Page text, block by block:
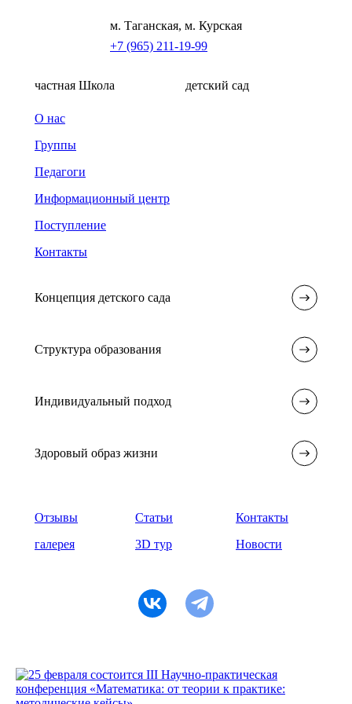
м. Таганская, м. Курская
+7 (965) 211-19-99
частная Школа детский сад
О нас
Группы
Педагоги
Информационный центр
Поступление
Контакты
Концепция детского сада
Структура образования
Индивидуальный подход
Здоровый образ жизни
Отзывы Статьи
Контакты
галерея
3D тур Новости